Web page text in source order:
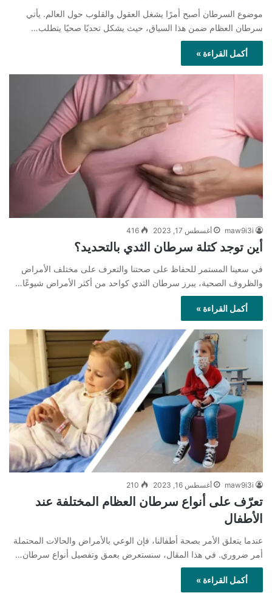
موضوع السرطان أصبح أمرًا يشغل العقول والقلوب حول العالم. يأتي
سرطان العظام ضمن هذا السياق، حيث يشكل تحديًا صحيًا يتطلب…
أكمل القراءة »
maw9i3i أغسطس 17, 2023 416
أين توجد كتلة سرطان الثدي بالتحديد؟
في سعينا المستمر للحفاظ على صحتنا والتعرف على مختلف الأمراض
والظروف الصحية، يبرز سرطان الثدي كواحد من أكثر الأمراض شيوعًا…
أكمل القراءة »
maw9i3i أغسطس 16, 2023 210
تعرّف على أنواع سرطان العظام المختلفة عند
الأطفال
عندما يتعلق الأمر بصحة أطفالنا، فإن الوعي بالأمراض والحالات المحتملة
أمر ضروري. في هذا المقال، سنستعرض بعمق وتفصيل أنواع سرطان…
أكمل القراءة »